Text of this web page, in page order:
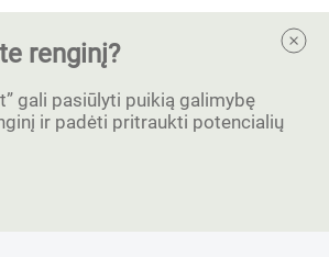
renginį?
gali pasiūlyti puikią galimybę
ir padėti pritraukti potencialių